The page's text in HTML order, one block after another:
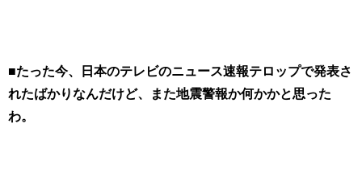
■たった今、日本のテレビのニュース速報テロップで発表さ
れたばかりなんだけど、また地震警報か何かかと思った
わ。